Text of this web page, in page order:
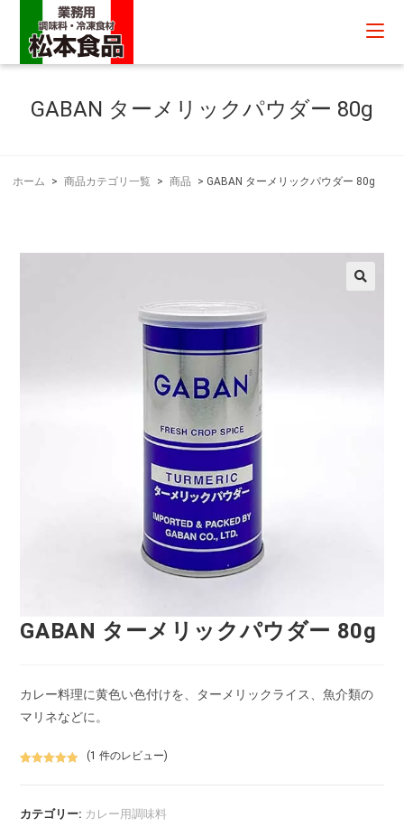
GABAN ターメリックパウダー 80g
ホーム > 商品カテゴリ一覧 > 商品 > GABAN ターメリックパウダー 80g
GABAN ターメリックパウダー 80g
カレー料理に黄色い色付けを、ターメリックライス、魚介類の
マリネなどに。
く5段階評
(1 件のレビュー)
カテゴリー: カレー用調味料